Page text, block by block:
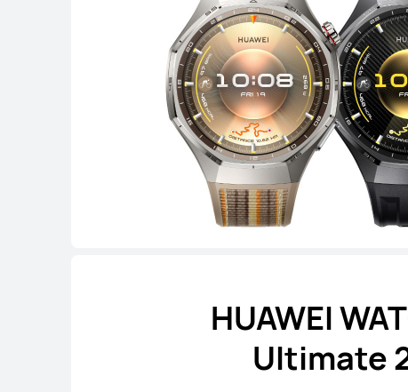
HUAWEI
Ultimate